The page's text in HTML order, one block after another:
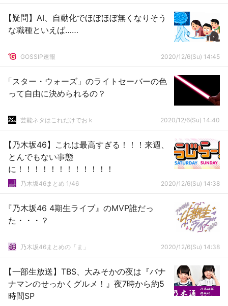
【疑問】AI、自動化でほぼほぼ無くなりそう
な職種といえば……
GOSSIP速報 2020/12/6(Su) 14:45
「スター・ウォーズ」のライトセーバーの色
って自由に決められるの？
芸能ネタはこれだけでおｋ 2020/12/6(Su) 14:40
【乃木坂46】これは最高すぎる！！！来週、
とんでもない事態
に！！！！！！！！！！！！
乃木坂46まとめ 1/46 2020/12/6(Su) 14:38
『乃木坂46 4期生ライブ』のMVP誰だっ
た・・・？
乃木坂46まとめの「ま」 2020/12/6(Su) 14:38
【一部生放送】TBS、大みそかの夜は『バナ
ナマンのせっかくグルメ！』夜7時から約5
時間SP